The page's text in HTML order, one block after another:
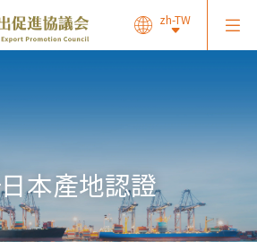
zh-TW
日本產地認證